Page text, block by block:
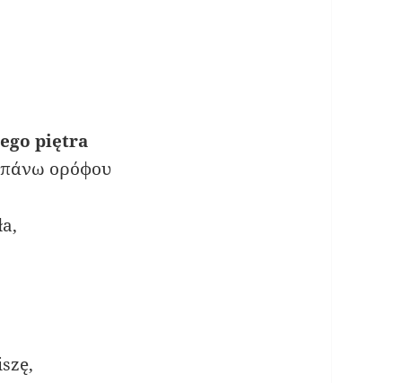
piętra
ορόφου